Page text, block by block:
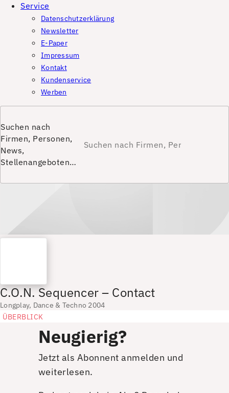
Service
Datenschutzerklärung
Newsletter
E-Paper
Impressum
Kontakt
Kundenservice
Werben
Suchen nach
Firmen, Personen,
News,
Stellenangeboten…
C.O.N. Sequencer – Contact
Longplay, Dance & Techno 2004
ÜBERBLICK
Neugierig?
Jetzt als Abonnent anmelden und
weiterlesen.